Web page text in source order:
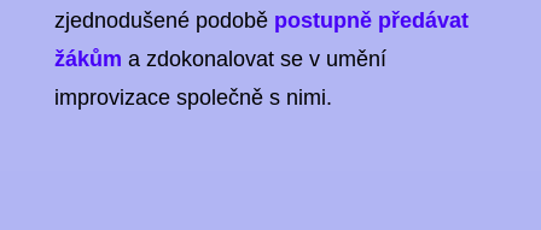
zjednodušené podobě postupně předávat
žákům a zdokonalovat se v umění
improvizace společně s nimi.